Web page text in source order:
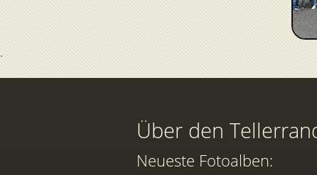
Über den
Neueste Fotoalben: